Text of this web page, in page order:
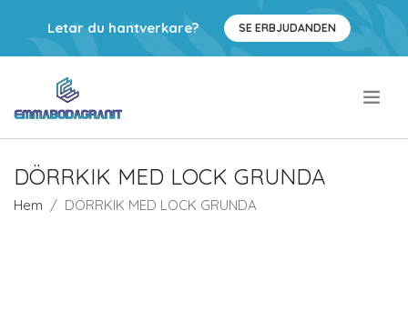
Letar du hantverkare? SE ERBJUDANDEN
DÖRRKIK MED LOCK GRUNDA
Hem DÖRRKIK MED LOCK GRUNDA